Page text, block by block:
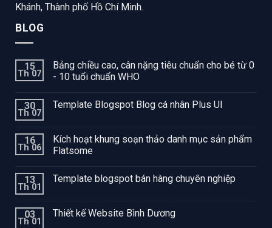
Khánh, Thành phố Hồ Chí Minh.
BLOG
15
Th 07
Bảng chiều cao, cân nặng tiêu chuẩn cho bé từ 0
- 10 tuổi chuẩn WHO
30
Th 07
Template Blogspot Blog cá nhân Plus UI
16
Th 06
Kích hoạt khung soạn thảo danh mục sản phẩm
Flatsome
13
Th 01
Template blogspot bán hàng chuyên nghiệp
03
Th 01
Thiết kế Website Bình Dương